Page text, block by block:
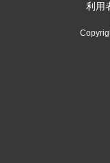
利用